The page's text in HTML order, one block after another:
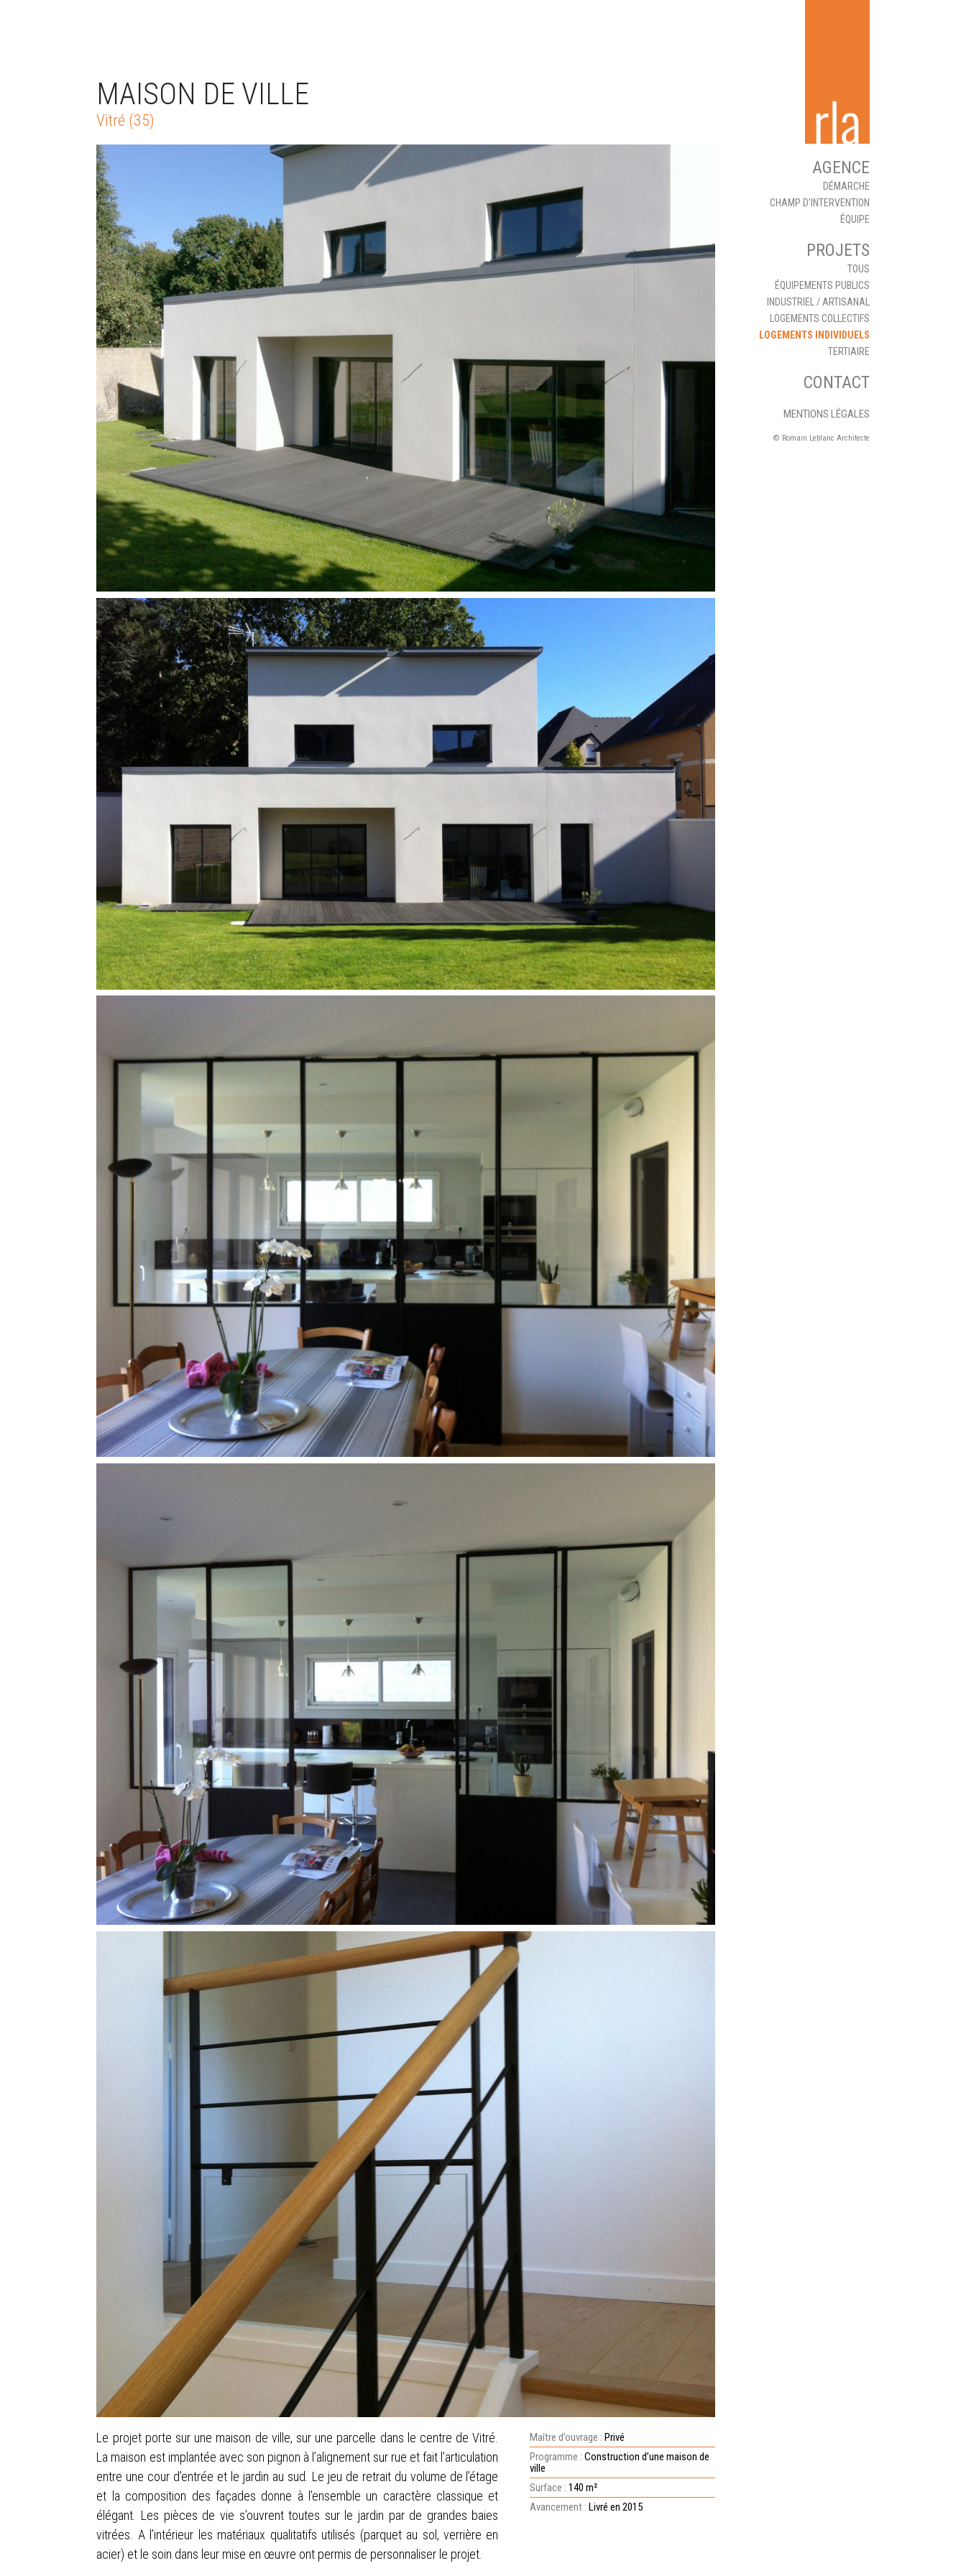
MAISON DE VILLE
Vitré (35)
Le projet porte sur une maison de ville, sur une parcelle dans le centre de Vitré.
La maison est implantée avec son pignon à l’alignement sur rue et fait l’articulation
entre une cour d’entrée et le jardin au sud. Le jeu de retrait du volume de l’étage
et la composition des façades donne à l’ensemble un caractère classique et
élégant. Les pièces de vie s’ouvrent toutes sur le jardin par de grandes baies
vitrées. A l’intérieur les matériaux qualitatifs utilisés (parquet au sol, verrière en
acier) et le soin dans leur mise en œuvre ont permis de personnaliser le projet.
Maître d’ouvrage : Privé
Programme : Construction d’une maison de
ville
Surface : 140 m²
Avancement : Livré en 2015
AGENCE
DÉMARCHE
CHAMP D’INTERVENTION
ÉQUIPE
PROJETS
TOUS
ÉQUIPEMENTS PUBLICS
INDUSTRIEL / ARTISANAL
LOGEMENTS COLLECTIFS
LOGEMENTS INDIVIDUELS
TERTIAIRE
CONTACT
MENTIONS LÉGALES